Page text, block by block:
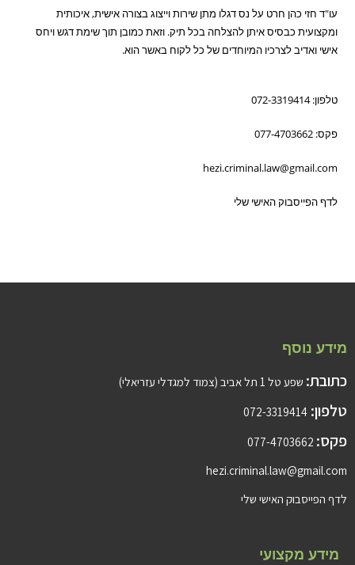
עו"ד חזי כהן חרט על נס דגלו מתן שירות וייצוג בצורה אישית, איכותית
ומקצועית כבסיס איתן להצלחה בכל תיק. וזאת כמובן תוך שימת דגש ויחס
אישי ואדיב לצרכיו המיוחדים של כל לקוח באשר הוא.
טלפון: 072-3319414
פקס: 077-4703662
hezi.criminal.law@gmail.com
לדף הפייסבוק האישי שלי
מידע מקצועי
מידע נוסף
כתובת: שפע טל 1 תל אביב (צמוד למגדלי עזריאלי)
טלפון: 072-3319414
פקס:
hezi.criminal.law@gmail.com
לדף הפייסבוק האישי שלי